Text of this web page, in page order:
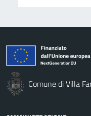
Comune di Villa